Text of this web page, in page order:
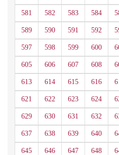
581 582 583 584
589 590 591 592
597 598 599 600
605 606 607 608
613 614 615 616
621 622 623 624
629 630 631 632
637 638 639 640
645 646 647 648